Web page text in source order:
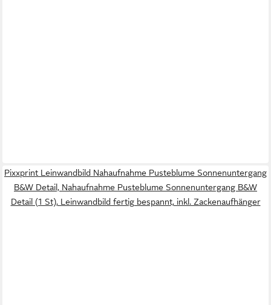
Pixxprint Leinwandbild Nahaufnahme Pusteblume Sonnenuntergang
B&W Detail, Nahaufnahme Pusteblume Sonnenuntergang B&W
Detail (1 St), Leinwandbild fertig bespannt, inkl. Zackenaufhänger